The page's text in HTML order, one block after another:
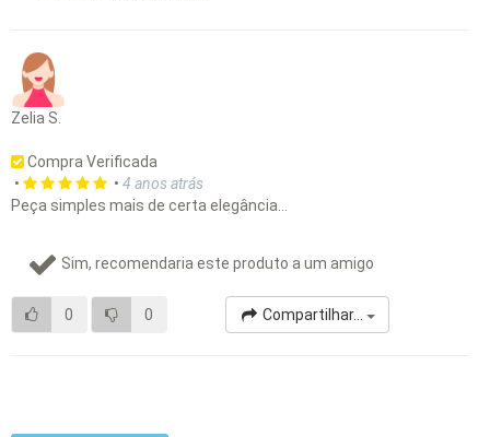
Zelia S.
Compra Verificada
•
• 4 anos atrás
Peça simples mais de certa elegância…
Sim, recomendaria este produto a um amigo
0 0 Compartilhar...